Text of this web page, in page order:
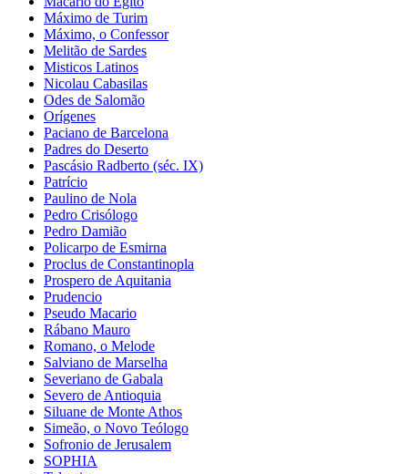
Máximo de Turim
Máximo, o Confessor
Melitão de Sardes
Misticos Latinos
Nicolau Cabasilas
Odes de Salomão
Orígenes
Paciano de Barcelona
Padres do Deserto
Pascásio Radberto (séc. IX)
Patrício
Paulino de Nola
Pedro Crisólogo
Pedro Damião
Policarpo de Esmirna
Proclus de Constantinopla
Prospero de Aquitania
Prudencio
Pseudo Macario
Rábano Mauro
Romano, o Melode
Salviano de Marselha
Severiano de Gabala
Severo de Antioquia
Siluane de Monte Athos
Simeão, o Novo Teólogo
Sofronio de Jerusalem
SOPHIA